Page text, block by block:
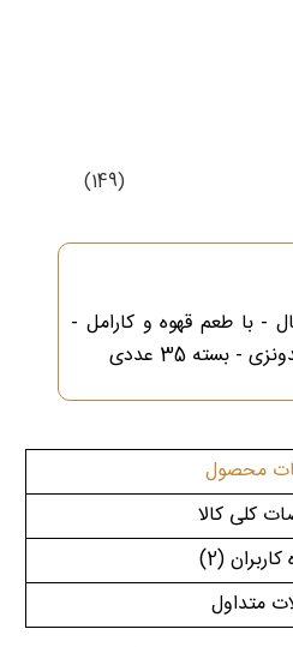
(149)
-با طعم قهوه و کارامل -
- بسته 35 عددی
محصول
کلی کالا
کاربران(2)
متداول